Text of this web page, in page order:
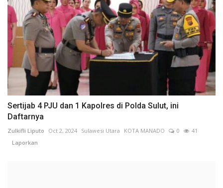
Sertijab 4 PJU dan 1 Kapolres di Polda Sulut, ini
Daftarnya
Zulkifli Liputo Oct 2, 2024 Sulawesi Utara KOTA MANADO 0
41
Laporkan